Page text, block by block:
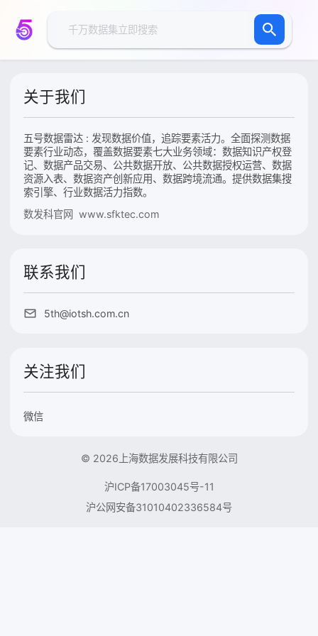
关于我们
五号数据雷达 : 发现数据价值，追踪要素活力。全面探测数据
要素行业动态，覆盖数据要素七大业务领域：数据知识产权登
记、数据产品交易、公共数据开放、公共数据授权运营、数据
资源入表、数据资产创新应用、数据跨境流通。提供数据集搜
索引擎、行业数据活力指数。
数发科官网 www.sfktec.com
联系我们
5th@iotsh.com.cn
关注我们
微信
© 2026上海数据发展科技有限公司
沪ICP备17003045号-11
沪公网安备31010402336584号